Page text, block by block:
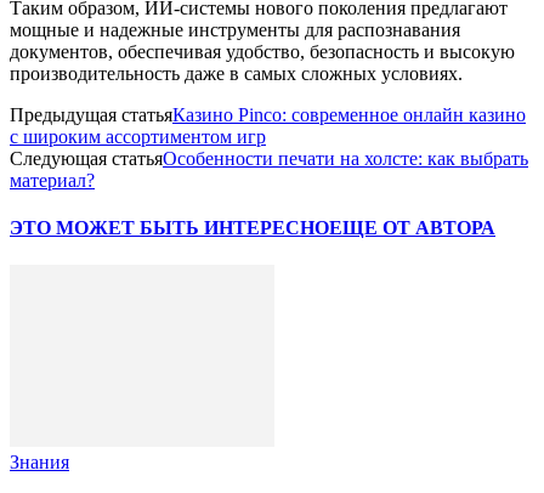
Таким образом, ИИ-системы нового поколения предлагают
мощные и надежные инструменты для распознавания
документов, обеспечивая удобство, безопасность и высокую
производительность даже в самых сложных условиях.
Предыдущая статьяКазино Pinco: современное онлайн казино
с широким ассортиментом игр
Следующая статьяОсобенности печати на холсте: как выбрать
материал?
ЭТО МОЖЕТ БЫТЬ ИНТЕРЕСНОЕЩЕ ОТ АВТОРА
Знания